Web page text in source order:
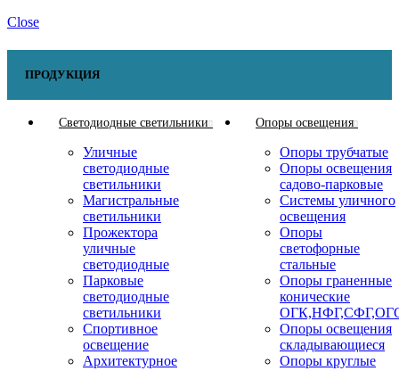
Close
ПРОДУКЦИЯ
Светодиодные светильники
Уличные
светодиодные
светильники
Магистральные
светильники
Прожектора
уличные
светодиодные
Парковые
светодиодные
светильники
Спортивное
освещение
Архитектурное
Опоры освещения
Опоры трубчатые
Опоры освещения
садово-парковые
Системы уличного
освещения
Опоры
светофорные
стальные
Опоры граненные
конические
Опоры освещения
складывающиеся
Опоры круглые